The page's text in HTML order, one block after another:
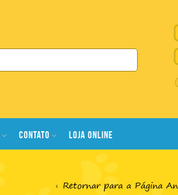
CONTATO LOJA ONLINE
Retornar para a Página